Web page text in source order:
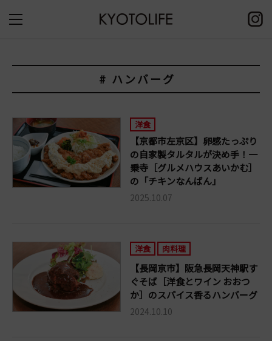
# ハンバーグ
洋食
【京都市左京区】卵感たっぷり
の自家製タルタルが決め手！一
乗寺［グルメハウスあいかむ］
の「チキンなんばん」
2025.10.07
洋食 肉料理
【長岡京市】阪急長岡天神駅す
ぐそば［洋食とワイン おおつ
か］のスパイス香るハンバーグ
2024.10.10